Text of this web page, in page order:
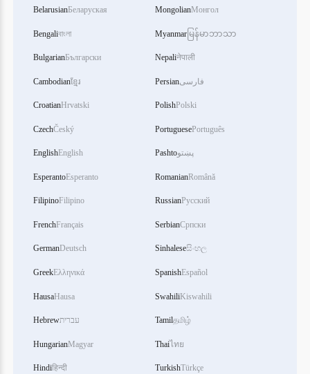
BelarusianБеларуская
Bengaliবাংলা
BulgarianБългарски
Cambodianខ្មែរ
CroatianHrvatski
CzechČeský
EnglishEnglish
EsperantoEsperanto
FilipinoFilipino
FrenchFrançais
GermanDeutsch
GreekΕλληνικά
HausaHausa
Hebrewעברית
HungarianMagyar
Hindiहिन्दी
MongolianМонгол
Myanmar မြန်မာဘာသာ
Nepaliनेपाली
Persianفارسی
PolishPolski
PortuguesePortuguês
Pashtoپښتو
RomanianRomână
RussianРусский
SerbianСрпски
Sinhaleseසිංහල
SpanishEspañol
SwahiliKiswahili
Tamilதமிழ்
Thaiไทย
TurkishTürkçe